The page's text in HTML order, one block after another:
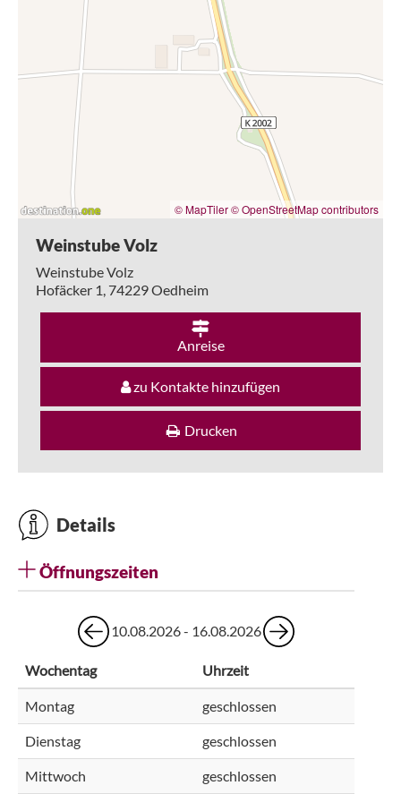
© MapTiler© OpenStreetMap contributors
Weinstube Volz
Weinstube Volz
Hofäcker 1, 74229Oedheim
Anreise
zu Kontakte hinzufügen
Drucken
Details
Öffnungszeiten
10.08.2026 - 16.08.2026
Wochentag Uhrzeit
Montag geschlossen
Dienstag geschlossen
Mittwoch geschlossen